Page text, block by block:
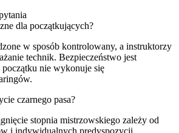
dla początkujących?
w sposób kontrolowany, a instruktorzy
technik. Bezpieczeństwo jest
nie wykonuje się
czarnego pasa?
stopnia mistrzowskiego zależy od
i indywidualnych predyspozycji.